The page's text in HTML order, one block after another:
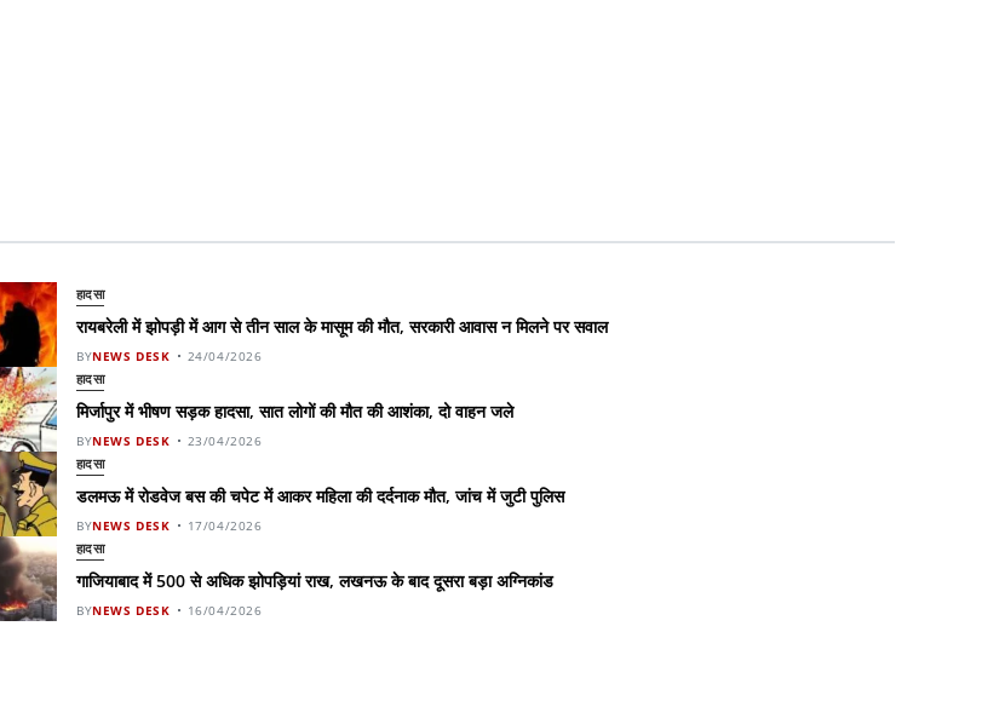
हादसा
रायबरेली में झोपड़ी में आग से तीन साल के मासूम की मौत, सरकारी आवास न मिलने पर सवाल
BYNEWS DESK 24/04/2026
हादसा
मिर्जापुर में भीषण सड़क हादसा, सात लोगों की मौत की आशंका, दो वाहन जले
BYNEWS DESK 23/04/2026
हादसा
डलमऊ में रोडवेज बस की चपेट में आकर महिला की दर्दनाक मौत, जांच में जुटी पुलिस
BYNEWS DESK 17/04/2026
हादसा
गाजियाबाद में 500 से अधिक झोपड़ियां राख, लखनऊ के बाद दूसरा बड़ा अग्निकांड
BYNEWS DESK 16/04/2026